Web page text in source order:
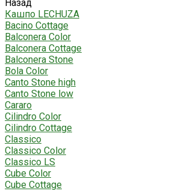
Назад
Кашпо LECHUZA
Bacino Cottage
Balconera Color
Balconera Cottage
Balconera Stone
Bola Color
Canto Stone high
Canto Stone low
Cararo
Cilindro Color
Cilindro Cottage
Classico
Classico Color
Classico LS
Cube Color
Cube Cottage